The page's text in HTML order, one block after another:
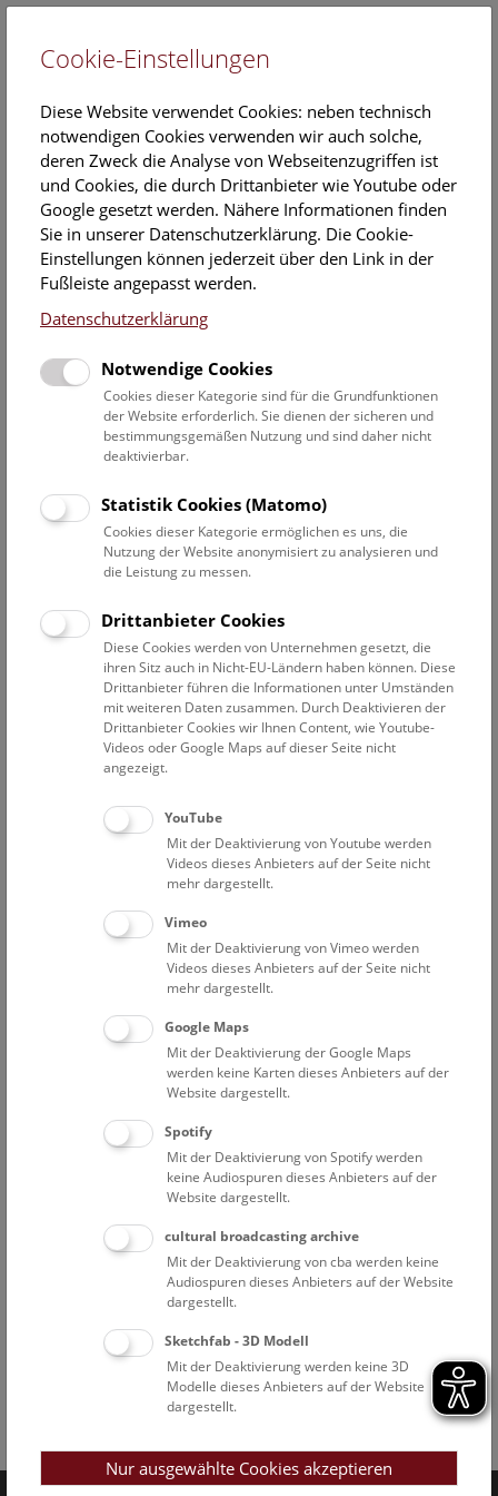
EN
Veranstaltungskalender
Informationen zu Gruppen,- Kindergarten- und
Schulprogrammen finden Siehier
Datumsfilter
3.3.2024
Datum auswählen
Erweiterte Suche
Filter zurücksetzen
3. März 2024
Bisher keine Ergebnisse. Dienstags ist das NHM Wien
in der Regel geschlossen. Ausnahmen finden sie
Eine Nacht im Museum
Cookie-Einstellungen
Diese Website verwendet Cookies: neben technisch
notwendigen Cookies verwenden wir auch solche,
deren Zweck die Analyse von Webseitenzugriffen ist
und Cookies, die durch Drittanbieter wie Youtube oder
Google gesetzt werden. Nähere Informationen finden
Sie in unserer Datenschutzerklärung. Die Cookie-
Einstellungen können jederzeit über den Link in der
Fußleiste angepasst werden.
Datenschutzerklärung
Notwendige Cookies
Cookies dieser Kategorie sind für die Grundfunktionen
der Website erforderlich. Sie dienen der sicheren und
bestimmungsgemäßen Nutzung und sind daher nicht
deaktivierbar.
Statistik Cookies (Matomo)
Cookies dieser Kategorie ermöglichen es uns, die
Nutzung der Website anonymisiert zu analysieren und
die Leistung zu messen.
Drittanbieter Cookies
Diese Cookies werden von Unternehmen gesetzt, die
ihren Sitz auch in Nicht-EU-Ländern haben können. Diese
Drittanbieter führen die Informationen unter Umständen
mit weiteren Daten zusammen. Durch Deaktivieren der
Drittanbieter Cookies wir Ihnen Content, wie Youtube-
Videos oder Google Maps auf dieser Seite nicht
angezeigt.
YouTube
Mit der Deaktivierung von Youtube werden
Videos dieses Anbieters auf der Seite nicht
mehr dargestellt.
Vimeo
Mit der Deaktivierung von Vimeo werden
Videos dieses Anbieters auf der Seite nicht
mehr dargestellt.
Google Maps
Mit der Deaktivierung der Google Maps
werden keine Karten dieses Anbieters auf der
Website dargestellt.
Spotify
Mit der Deaktivierung von Spotify werden
keine Audiospuren dieses Anbieters auf der
Website dargestellt.
cultural broadcasting archive
Mit der Deaktivierung von cba werden keine
Audiospuren dieses Anbieters auf der Website
dargestellt.
Sketchfab - 3D Modell
Mit der Deaktivierung werden keine 3D
Modelle dieses Anbieters auf der Website
dargestellt.
Nur ausgewählte Cookies akzeptieren